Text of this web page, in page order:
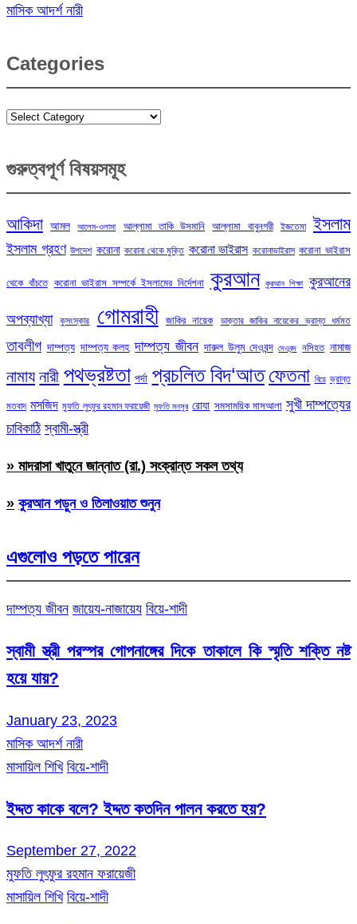
মাসিক আদর্শ নারী
Categories
Categories
গুরুত্বপূর্ণ বিষয়সমূহ
আকিদা আমল আলেম-ওলামা আল্লামা তাকি উসমানি আল্লামা বাবুনগরী ইজতেমা ইসলাম
ইসলাম গ্রহণ উপদেশ করোনা করোনা থেকে মুক্তি করোনা ভাইরাস করোনাভাইরাস করোনা ভাইরাস
থেকে বাঁচতে করোনা ভাইরাস সম্পর্কে ইসলামের নির্দেশনা কুরআন কুরআন শিক্ষা কুরআনের
অপব্যাখ্যা কুসংস্কার গোমরাহী জাকির নায়েক ডাক্তার জাকির নায়েকের ভ্রান্ত ধর্মমত
তাবলীগ দাম্পত্য দাম্পত্য কলহ দাম্পত্য জীবন দারুল উলুম দেওবন্দ দেওবন্দ নসিহত নামাজ
নামায নারী পথভ্রষ্টতা পর্দা প্রচলিত বিদ‘আত ফেতনা বিয়ে ভ্রান্ত
মতবাদ মসজিদ মুফতি লুৎফুর রহমান ফরায়েজী মুফতি মনসুর রোযা সমসাময়িক মাসআলা সুখী দাম্পত্যের
চাবিকাঠি স্বামী-স্ত্রী
» মাদরাসা খাতুনে জান্নাত (রা.) সংক্রান্ত সকল তথ্য
» কুরআন পড়ুন ও তিলাওয়াত শুনুন
এগুলোও পড়তে পারেন
দাম্পত্য জীবন জায়েয-নাজায়েয বিয়ে-শাদী
স্বামী স্ত্রী পরস্পর গোপনাঙ্গের দিকে তাকালে কি স্মৃতি শক্তি নষ্ট
হয়ে যায়?
January 23, 2023
মাসিক আদর্শ নারী
মাসায়িল শিখি বিয়ে-শাদী
ইদ্দত কাকে বলে? ইদ্দত কতদিন পালন করতে হয়?
September 27, 2022
মুফতি লুৎফুর রহমান ফরায়েজী
মাসায়িল শিখি বিয়ে-শাদী